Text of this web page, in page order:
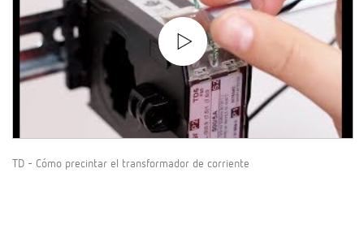
TD - Cómo precintar el transformador de corriente